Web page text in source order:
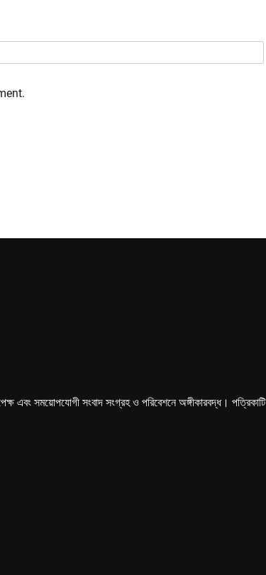
এবং সময়োপযোগী সংবাদ সংগ্রহ ও পরিবেশনে অঙ্গীকারবদ্ধ।